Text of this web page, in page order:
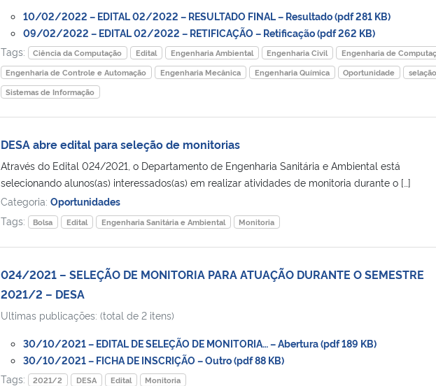
10/02/2022 – EDITAL 02/2022 – RESULTADO FINAL – Resultado (pdf 281 KB)
09/02/2022 – EDITAL 02/2022 – RETIFICAÇÃO – Retificação (pdf 262 KB)
Tags:
Ciência da Computação Edital Engenharia Ambiental Engenharia Civil
Engenharia de
Engenharia de Controle e Automação
Engenharia Mecânica Engenharia Química Oportunidade
selação
Sistemas de Informação
DESA abre edital para seleção de monitorias
Através do Edital 024/2021, o Departamento de Engenharia Sanitária e Ambiental está
selecionando alunos(as) interessados(as) em realizar atividades de monitoria durante o […]
Categoria: Oportunidades
Tags:
Bolsa Edital Engenharia Sanitária e Ambiental Monitoria
024/2021 – SELEÇÃO DE MONITORIA PARA ATUAÇÃO DURANTE O SEMESTRE
2021/2 – DESA
Ultimas publicações: (total de 2 itens)
30/10/2021 – EDITAL DE SELEÇÃO DE MONITORIA… – Abertura (pdf 189 KB)
30/10/2021 – FICHA DE INSCRIÇÃO – Outro (pdf 88 KB)
Tags:
2021/2 DESA Edital Monitoria